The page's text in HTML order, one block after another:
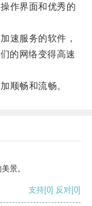
作界面和优秀的
速服务的软件，
的网络变得高速
畅和流畅。
景。
支持[0] 反对[0]